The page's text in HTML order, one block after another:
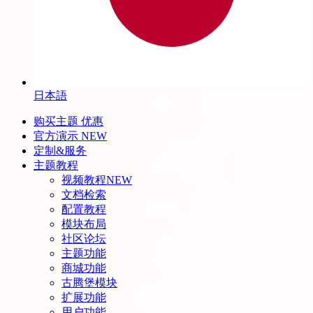
日本語
购买主题 优惠
官方演示 NEW
定制&服务
主题教程
视频教程NEW
文档检索
配置教程
模块布局
社区论坛
主题功能
商城功能
古腾堡模块
扩展功能